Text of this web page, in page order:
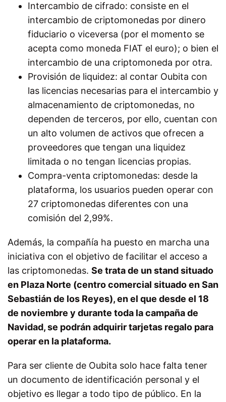
Intercambio de cifrado: consiste en el
intercambio de criptomonedas por dinero
fiduciario o viceversa (por el momento se
acepta como moneda FIAT el euro); o bien el
intercambio de una criptomoneda por otra.
Provisión de liquidez: al contar Oubita con
las licencias necesarias para el intercambio y
almacenamiento de criptomonedas, no
dependen de terceros, por ello, cuentan con
un alto volumen de activos que ofrecen a
proveedores que tengan una liquidez
limitada o no tengan licencias propias.
Compra-venta criptomonedas: desde la
plataforma, los usuarios pueden operar con
27 criptomonedas diferentes con una
comisión del 2,99%.
Además, la compañía ha puesto en marcha una
iniciativa con el objetivo de facilitar el acceso a
las criptomonedas. Se trata de un stand situado
en Plaza Norte (centro comercial situado en San
Sebastián de los Reyes), en el que desde el 18
de noviembre y durante toda la campaña de
Navidad, se podrán adquirir tarjetas regalo para
operar en la plataforma.
Para ser cliente de Oubita solo hace falta tener
un documento de identificación personal y el
objetivo es llegar a todo tipo de público. En la